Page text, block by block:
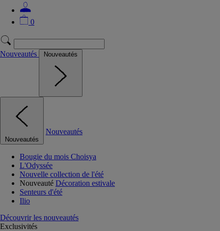
0
Nouveautés Nouveautés
Nouveautés
Nouveautés
Bougie du mois Choisya
L'Odyssée
Nouvelle collection de l'été
Nouveauté Décoration estivale
Senteurs d'été
Ilio
Découvrir les nouveautés
Exclusivités